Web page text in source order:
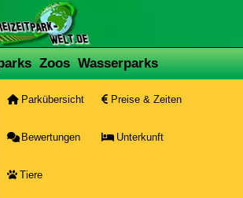
Zoos Wasserparks
Parkübersicht Preise & Zeiten
Bewertungen Unterkunft
Tiere